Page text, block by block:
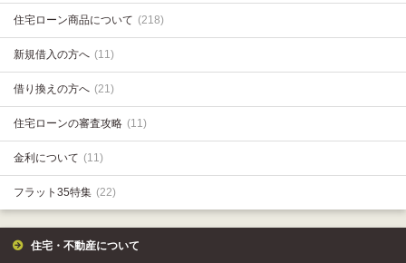
住宅ローン商品について (218)
新規借入の方へ (11)
借り換えの方へ (21)
住宅ローンの審査攻略 (11)
金利について (11)
フラット35特集 (22)
住宅・不動産について